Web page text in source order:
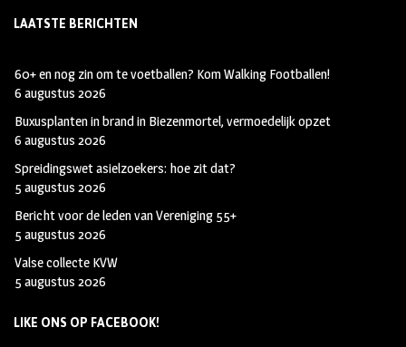
LAATSTE BERICHTEN
60+ en nog zin om te voetballen? Kom Walking Footballen!
6 augustus 2026
Buxusplanten in brand in Biezenmortel, vermoedelijk opzet
6 augustus 2026
Spreidingswet asielzoekers: hoe zit dat?
5 augustus 2026
Bericht voor de leden van Vereniging 55+
5 augustus 2026
Valse collecte KVW
5 augustus 2026
LIKE ONS OP FACEBOOK!